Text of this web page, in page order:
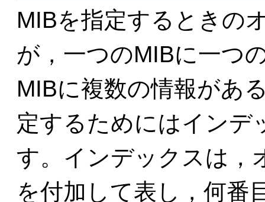
MIBを指定するときの
が，一つのMIBに一つ
MIBに複数の情報があ
定するためにはインデ
す。インデックスは，
を付加して表し，何番